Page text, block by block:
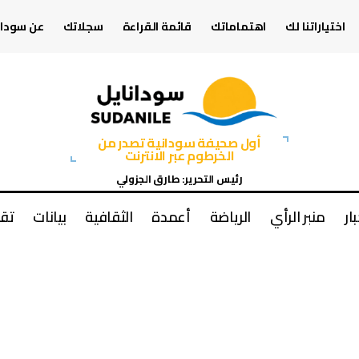
اختياراتنا لك اهتماماتك قائمة القراءة سجلاتك عن
أول صحيفة سودانية تصدر من
الخرطوم عبر الانترنت
رئيس التحرير: طارق الجزولي
منبر الرأي الرياضة أعمدة الثقافية بيانات